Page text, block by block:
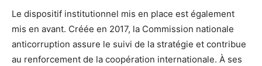
Le dispositif institutionnel mis en place est également
mis en avant. Créée en 2017, la Commission nationale
anticorruption assure le suivi de la stratégie et contribue
au renforcement de la coopération internationale. À ses